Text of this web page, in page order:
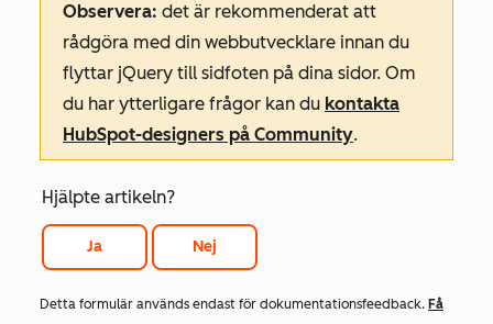
Observera: det är rekommenderat att
rådgöra med din webbutvecklare innan du
flyttar jQuery till sidfoten på dina sidor. Om
du har ytterligare frågor kan du kontakta
HubSpot-designers på Community.
Hjälpte artikeln?
Ja Nej
Detta formulär används endast för dokumentationsfeedback. Få